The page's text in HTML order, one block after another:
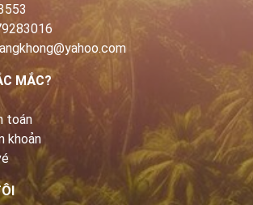
MẮC?
toán
khoản